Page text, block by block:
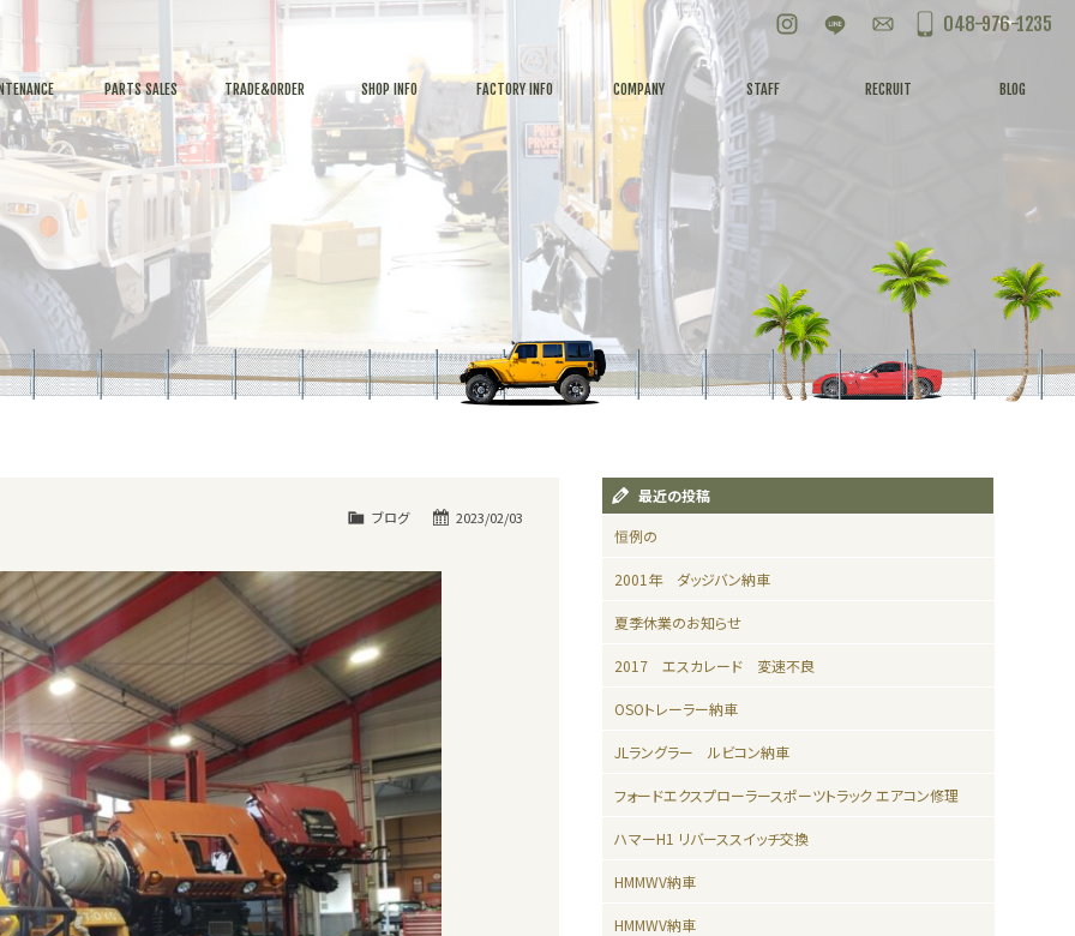
お問い合わせ
048-976-1235
PARTS SALES TRADE&ORDER SHOP INFO FACTORY INFO COMPANY STAFF RECRUIT BLOG
2023/02/03
ブログ
最近の投稿
恒例の
2001年 ダッジバン納車
夏季休業のお知らせ
2017 エスカレード 変速不良
OSOトレーラー納車
JLラングラー ルビコン納車
フォードエクスプローラースポーツトラック エアコン修理
ハマーH1 リバーススイッチ交換
HMMWV納車
HMMWV納車